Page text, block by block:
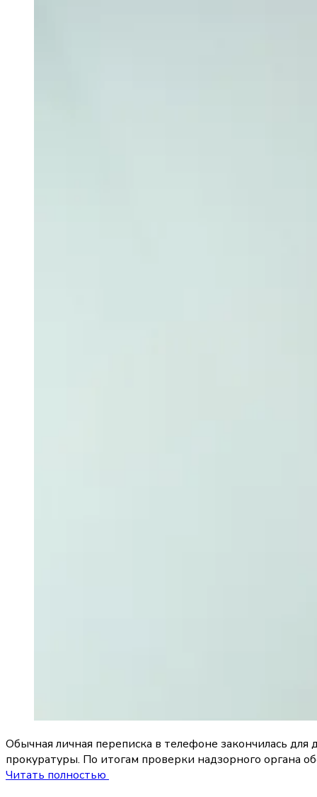
Обычная личная переписка в телефоне закончилась
прокуратуры. По итогам проверки надзорного органа
Читать полностью